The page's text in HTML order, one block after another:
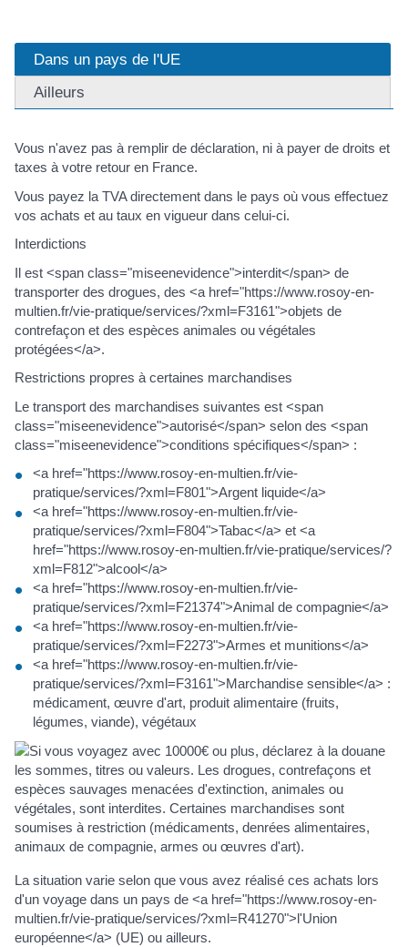
Dans un pays de l'UE
Ailleurs
Vous n'avez pas à remplir de déclaration, ni à payer de droits et
taxes à votre retour en France.
Vous payez la TVA directement dans le pays où vous effectuez
vos achats et au taux en vigueur dans celui-ci.
Interdictions
Il est <span class="miseenevidence">interdit</span> de
transporter des drogues, des <a href="https://www.rosoy-en-
multien.fr/vie-pratique/services/?xml=F3161">objets de
contrefaçon et des espèces animales ou végétales
protégées</a>.
Restrictions propres à certaines marchandises
Le transport des marchandises suivantes est <span
class="miseenevidence">autorisé</span> selon des <span
class="miseenevidence">conditions spécifiques</span> :
<a href="https://www.rosoy-en-multien.fr/vie-
pratique/services/?xml=F801">Argent liquide</a>
<a href="https://www.rosoy-en-multien.fr/vie-
pratique/services/?xml=F804">Tabac</a> et <a
href="https://www.rosoy-en-multien.fr/vie-pratique/services/?
xml=F812">alcool</a>
<a href="https://www.rosoy-en-multien.fr/vie-
pratique/services/?xml=F21374">Animal de compagnie</a>
<a href="https://www.rosoy-en-multien.fr/vie-
pratique/services/?xml=F2273">Armes et munitions</a>
<a href="https://www.rosoy-en-multien.fr/vie-
pratique/services/?xml=F3161">Marchandise sensible</a> :
médicament, œuvre d'art, produit alimentaire (fruits,
légumes, viande), végétaux
La situation varie selon que vous avez réalisé ces achats lors
d'un voyage dans un pays de <a href="https://www.rosoy-en-
multien.fr/vie-pratique/services/?xml=R41270">l'Union
européenne</a> (UE) ou ailleurs.